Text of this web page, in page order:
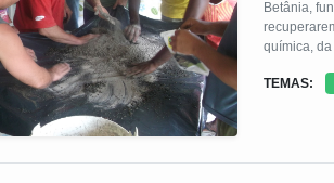
Betânia,
química, da
TEMAS: